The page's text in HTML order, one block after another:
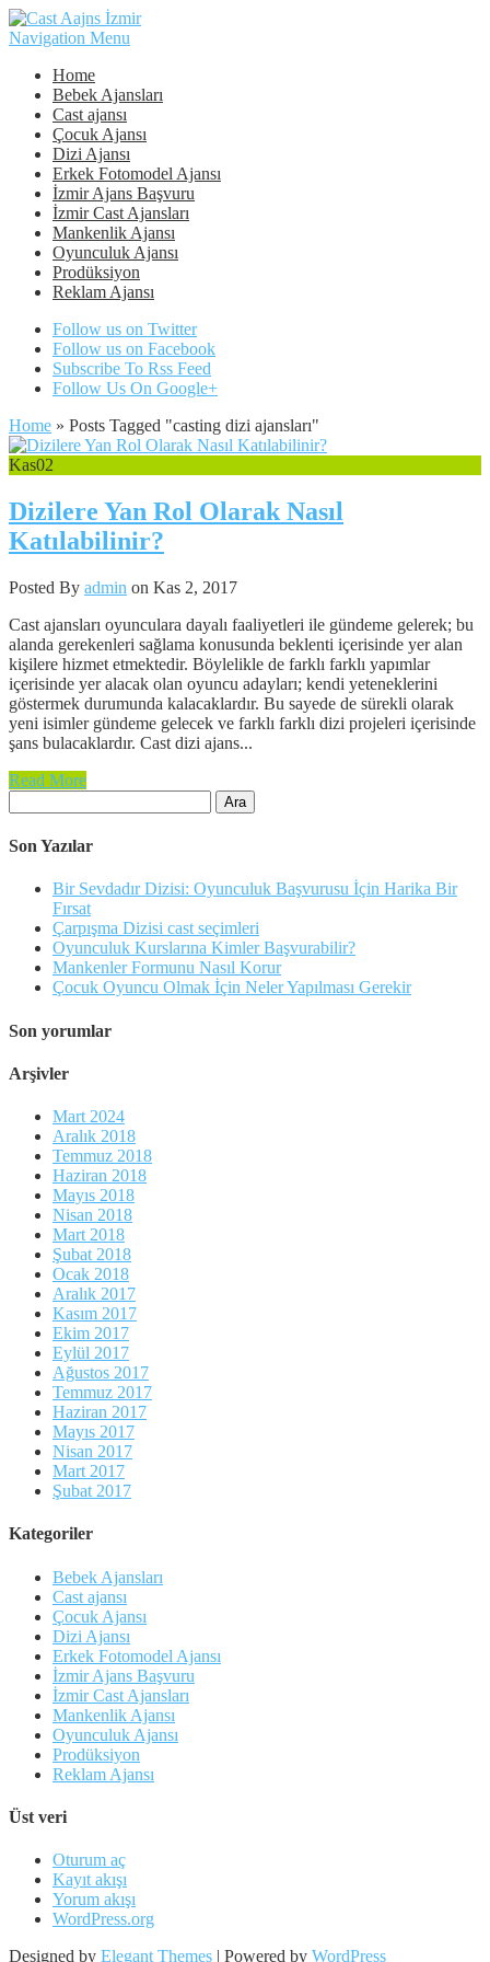
Navigation Menu
Home
Bebek Ajansları
Cast ajansı
Çocuk Ajansı
Dizi Ajansı
Erkek Fotomodel Ajansı
İzmir Ajans Başvuru
İzmir Cast Ajansları
Mankenlik Ajansı
Oyunculuk Ajansı
Prodüksiyon
Reklam Ajansı
Follow us on Twitter
Follow us on Facebook
Subscribe To Rss Feed
Follow Us On Google+
Home » Posts Tagged "casting dizi ajansları"
Kas02
Dizilere Yan Rol Olarak Nasıl
Katılabilinir?
Posted By admin on Kas 2, 2017
Cast ajansları oyunculara dayalı faaliyetleri ile gündeme gelerek; bu
alanda gerekenleri sağlama konusunda beklenti içerisinde yer alan
kişilere hizmet etmektedir. Böylelikle de farklı farklı yapımlar
içerisinde yer alacak olan oyuncu adayları; kendi yeteneklerini
göstermek durumunda kalacaklardır. Bu sayede de sürekli olarak
yeni isimler gündeme gelecek ve farklı farklı dizi projeleri içerisinde
şans bulacaklardır. Cast dizi ajans...
Read More
Son Yazılar
Bir Sevdadır Dizisi: Oyunculuk Başvurusu İçin Harika Bir
Fırsat
Çarpışma Dizisi cast seçimleri
Oyunculuk Kurslarına Kimler Başvurabilir?
Mankenler Formunu Nasıl Korur
Çocuk Oyuncu Olmak İçin Neler Yapılması Gerekir
Son yorumlar
Arşivler
Mart 2024
Aralık 2018
Temmuz 2018
Haziran 2018
Mayıs 2018
Nisan 2018
Mart 2018
Şubat 2018
Ocak 2018
Aralık 2017
Kasım 2017
Ekim 2017
Eylül 2017
Ağustos 2017
Temmuz 2017
Haziran 2017
Mayıs 2017
Nisan 2017
Mart 2017
Şubat 2017
Kategoriler
Bebek Ajansları
Cast ajansı
Çocuk Ajansı
Dizi Ajansı
Erkek Fotomodel Ajansı
İzmir Ajans Başvuru
İzmir Cast Ajansları
Mankenlik Ajansı
Oyunculuk Ajansı
Prodüksiyon
Reklam Ajansı
Üst veri
Oturum aç
Kayıt akışı
Yorum akışı
WordPress.org
Designed by Elegant Themes | Powered by WordPress